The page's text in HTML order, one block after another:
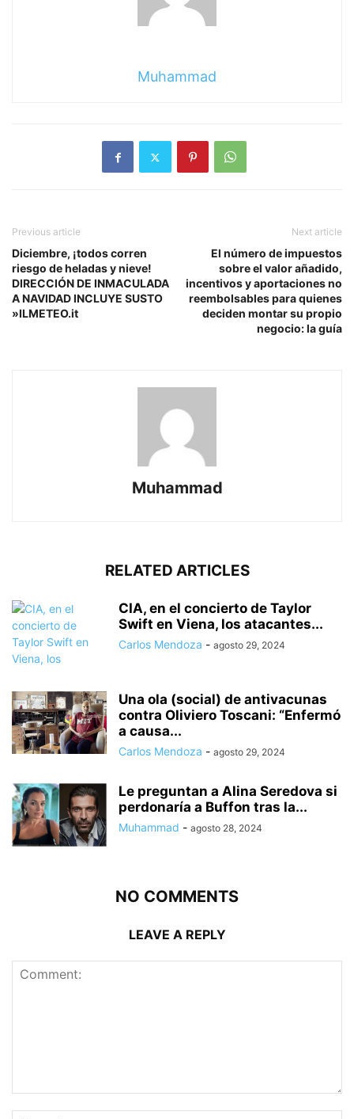
Muhammad
Previous article
Diciembre, ¡todos corren
riesgo de heladas y nieve!
DIRECCIÓN DE INMACULADA
A NAVIDAD INCLUYE SUSTO
»ILMETEO.it
Next article
El número de impuestos
sobre el valor añadido,
incentivos y aportaciones no
reembolsables para quienes
deciden montar su propio
negocio: la guía
Muhammad
RELATED ARTICLES
CIA, en el concierto de Taylor
Swift en Viena, los atacantes...
Carlos Mendoza - agosto 29, 2024
Una ola (social) de antivacunas
contra Oliviero Toscani: “Enfermó
a causa...
Carlos Mendoza - agosto 29, 2024
Le preguntan a Alina Seredova si
perdonaría a Buffon tras la...
Muhammad - agosto 28, 2024
NO COMMENTS
LEAVE A REPLY